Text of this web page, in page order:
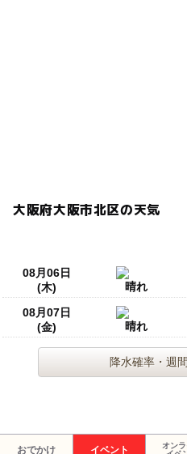
大阪府大阪市北区の天気
08月06日
(木)
晴れ
08月07日
(金)
晴れ
降水確率・週
おでかけ イベント
オン